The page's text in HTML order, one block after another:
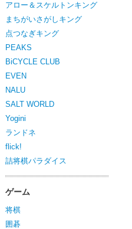
アロー＆スケルトンキング
まちがいさがしキング
点つなぎキング
PEAKS
BiCYCLE CLUB
EVEN
NALU
SALT WORLD
Yogini
ランドネ
flick!
詰将棋パラダイス
ゲーム
将棋
囲碁